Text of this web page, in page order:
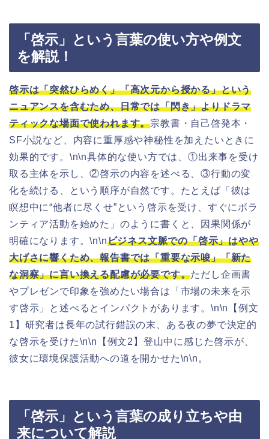
「啓示」という言葉の使い方や例文
を解説！
啓示は「突然ひらめく」「高次元から授かる」という
ニュアンスを含むため、日常では「閃き」よりドラマ
ティックな場面で使われます。宗教書・自己啓発本・
SF小説など、内容に重厚感や神秘性を加えたいときに
効果的です。\n\n具体的な使い方では、①出来事を受け
取る主体を示し、②啓示の内容を述べる、③行動の変
化を続ける、という順序が自然です。たとえば「彼は
瞑想中に“他者に尽くせ”という啓示を受け、すぐにボラ
ンティア活動を始めた」のように書くと、因果関係が
明確になります。\n\nビジネス文脈での「啓示」はやや
大げさに響くため、報告書では「重要な示唆」「新た
な洞察」に言い換える配慮が必要です。ただし企画書
やプレゼンで印象を強めたい場合は「市場の未来を示
す啓示」と述べるとインパクトがあります。\n\n【例文
1】研究者は長年の試行錯誤の末、ある夜の夢で決定的
な啓示を受けた\n\n【例文2】登山中に感じた啓示が、
彼女に環境保護活動への道を開かせた\n\n。
「啓示」という言葉の成り立ちや由
来について解説